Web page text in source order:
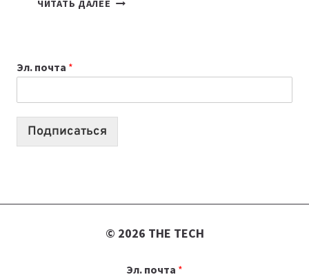
ЧИТАТЬ ДАЛЕЕ
2026:
10
Эл. почта *
Подписаться
© 2026 THE TECH
Эл. почта *